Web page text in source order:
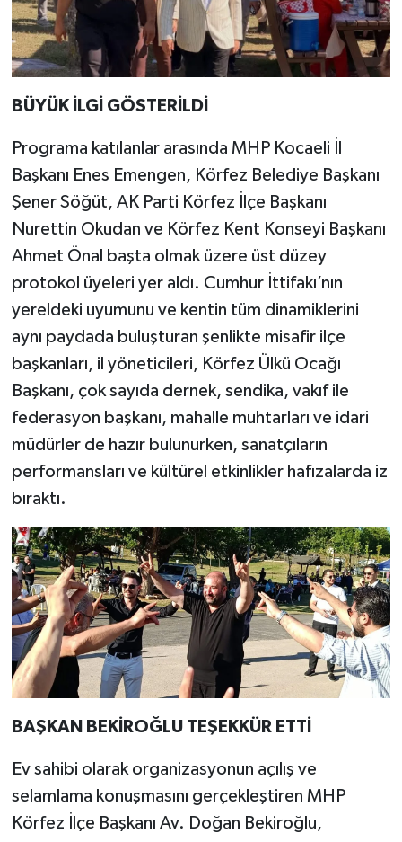
BÜYÜK İLGİ GÖSTERİLDİ
Programa katılanlar arasında MHP Kocaeli İl
Başkanı Enes Emengen, Körfez Belediye Başkanı
Şener Söğüt, AK Parti Körfez İlçe Başkanı
Nurettin Okudan ve Körfez Kent Konseyi Başkanı
Ahmet Önal başta olmak üzere üst düzey
protokol üyeleri yer aldı. Cumhur İttifakı’nın
yereldeki uyumunu ve kentin tüm dinamiklerini
aynı paydada buluşturan şenlikte misafir ilçe
başkanları, il yöneticileri, Körfez Ülkü Ocağı
Başkanı, çok sayıda dernek, sendika, vakıf ile
federasyon başkanı, mahalle muhtarları ve idari
müdürler de hazır bulunurken, sanatçıların
performansları ve kültürel etkinlikler hafızalarda iz
bıraktı.
BAŞKAN BEKİROĞLU TEŞEKKÜR ETTİ
Ev sahibi olarak organizasyonun açılış ve
selamlama konuşmasını gerçekleştiren MHP
Körfez İlçe Başkanı Av. Doğan Bekiroğlu,